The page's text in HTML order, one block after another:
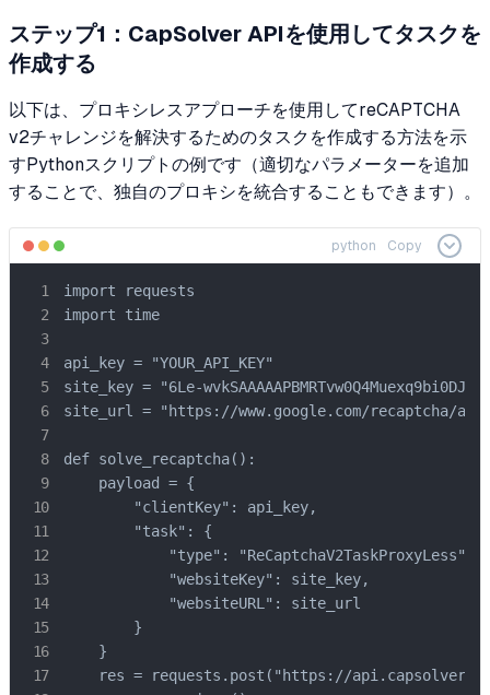
ステップ1：CapSolver APIを使用してタスクを
作成する
以下は、プロキシレスアプローチを使用してreCAPTCHA
v2チャレンジを解決するためのタスクを作成する方法を示
すPythonスクリプトの例です（適切なパラメーターを追加
することで、独自のプロキシを統合することもできます）。
python Copy
import requests
import time
api_key = "YOUR_API_KEY"
site_key = "6Le-
site_url = "https://www.google.com/recaptcha/
def solve_recaptcha():
    payload = {
        "clientKey": api_key,
        "task": {
            "type": "ReCaptchaV2TaskProxyLess",
            "websiteKey": site_key,
            "websiteURL": site_url
        }
    }
res = requests.post("https://